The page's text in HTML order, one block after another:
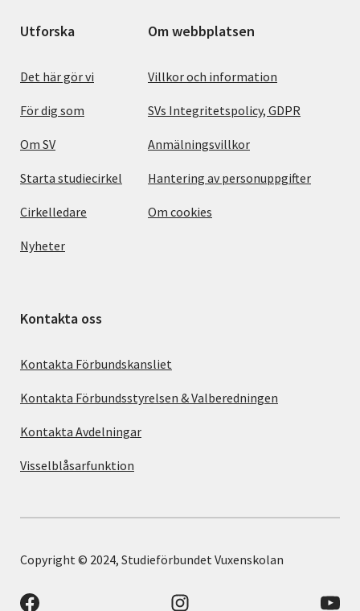
Utforska
Det här gör vi
För dig som
Om SV
Starta studiecirkel
Cirkelledare
Nyheter
Om webbplatsen
Villkor och information
SVs Integritetspolicy, GDPR
Anmälningsvillkor
Hantering av personuppgifter
Om cookies
Kontakta oss
Kontakta Förbundskansliet
Kontakta Förbundsstyrelsen & Valberedningen
Kontakta Avdelningar
Visselblåsarfunktion
Copyright © 2024, Studieförbundet Vuxenskolan